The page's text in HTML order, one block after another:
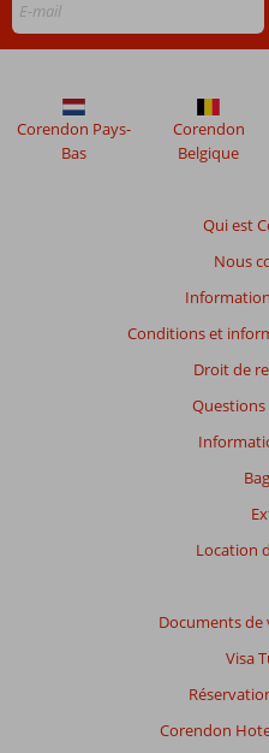
Qui est
Nous
Conditions et
Droit de
Location
Documents de
Visa
Corendon
Corendon Pays-
Bas
Corendon
Belgique